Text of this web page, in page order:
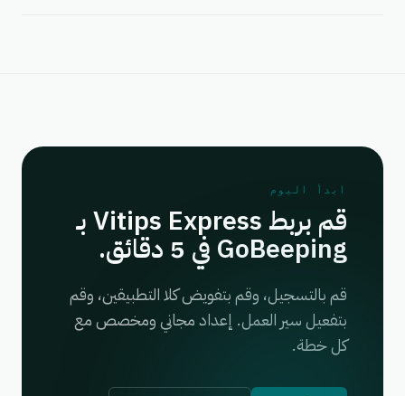
ابدأ اليوم
قم بربط Vitips Express بـ
GoBeeping في 5 دقائق.
قم بالتسجيل، وقم بتفويض كلا التطبيقين، وقم
بتفعيل سير العمل. إعداد مجاني ومخصص مع
كل خطة.